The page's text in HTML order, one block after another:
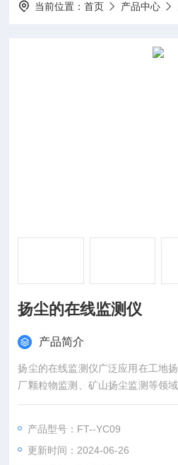
当前位置：首页 产品中心
扬尘的在线监测仪
产品简介
扬尘的在线监测仪广泛应用在工地
厂颗粒物监测、矿山扬尘监测等领
时间长，安装简单，维护方便。外
产品型号：FT--YC09
更新时间：2024-06-26